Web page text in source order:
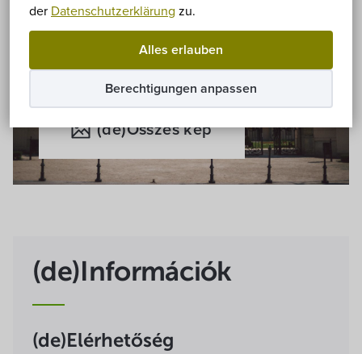
der Datenschutzerklärung zu.
Alles erlauben
Berechtigungen anpassen
(de)Összes kép
(de)Információk
(de)Elérhetőség